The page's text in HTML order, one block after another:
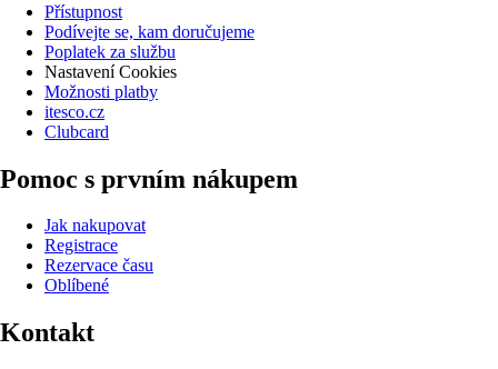
Přístupnost
Podívejte se, kam doručujeme
Poplatek za službu
Nastavení Cookies
Možnosti platby
itesco.cz
Clubcard
Pomoc s prvním nákupem
Jak nakupovat
Registrace
Rezervace času
Oblíbené
Kontakt